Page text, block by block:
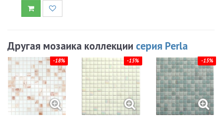
Другая мозаика коллекции серия Perla
-18% -15% -15%